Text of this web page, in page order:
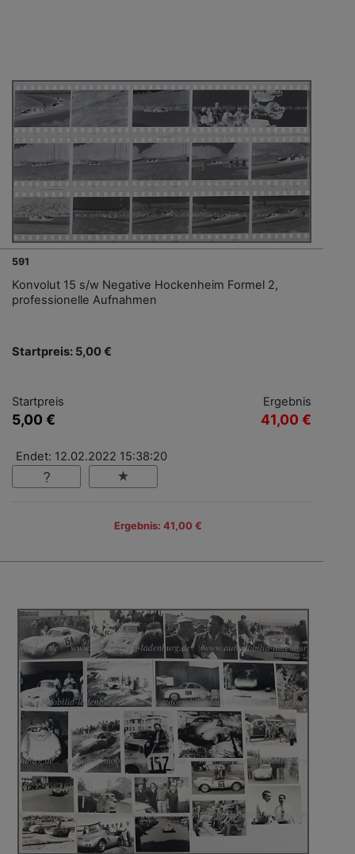
591
Konvolut 15 s/w Negative Hockenheim Formel 2,
professionelle Aufnahmen
Startpreis: 5,00 €
Startpreis
5,00 €
Ergebnis
41,00 €
Endet: 12.02.2022 15:38:20
Ergebnis: 41,00 €